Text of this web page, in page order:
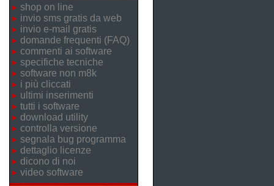
shop on line
invio sms gratis da web
invio e-mail gratis
domande frequenti (FAQ)
commenti ai software
specifiche tecniche
software non m8k
i più cliccati
ultimi inserimenti
tutti i software
download utility
controlla versione
segnala bug programma
dettaglio licenze
dicono di noi
video software